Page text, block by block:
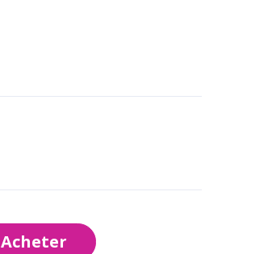
Acheter